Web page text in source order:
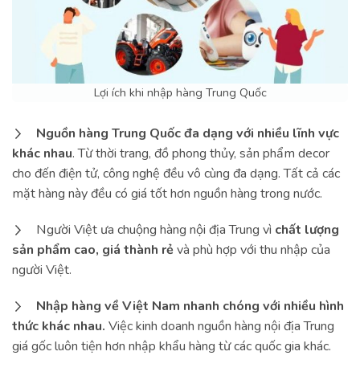
Lợi ích khi nhập hàng Trung Quốc
Nguồn hàng Trung Quốc đa dạng với nhiều lĩnh vực
khác nhau. Từ thời trang, đồ phong thủy, sản phẩm decor
cho đến điện tử, công nghệ đều vô cùng đa dạng. Tất cả các
mặt hàng này đều có giá tốt hơn nguồn hàng trong nước.
Người Việt ưa chuộng hàng nội địa Trung vì chất lượng
sản phẩm cao, giá thành rẻvà phù hợp với thu nhập của
người Việt.
Nhập hàng về Việt Nam nhanh chóng với nhiều hình
thức khác nhau. Việc kinh doanh nguồn hàng nội địa Trung
giá gốc luôn tiện hơn nhập khẩu hàng từ các quốc gia khác.